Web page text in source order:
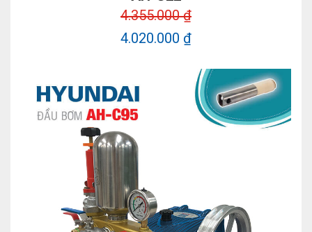
4.355.000 ₫
4.020.000 ₫